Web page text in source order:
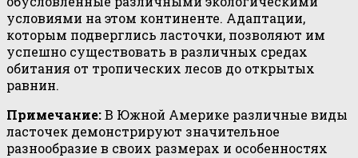
условиями на этом континенте. Адаптации,
которым подверглись ласточки, позволяют им
успешно существовать в различных средах
обитания от тропических лесов до открытых
равнин.
Примечание:В Южной Америке различные виды
ласточек демонстрируют значительное
разнообразие в своих размерах и особенностях